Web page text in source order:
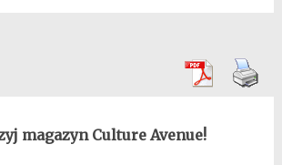
magazyn Culture Avenue!